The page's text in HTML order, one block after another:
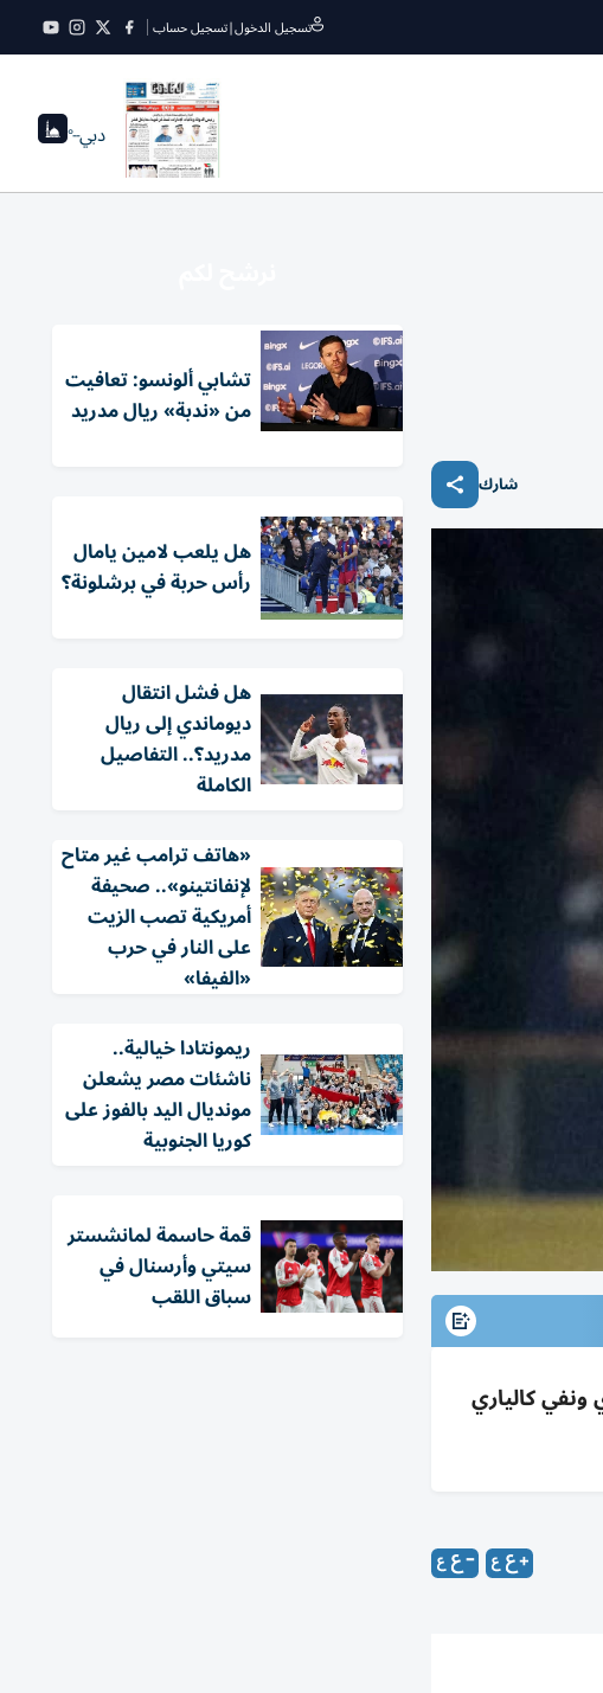
تسجيل الدخول|تسجيل حساب
دبي--°
شارك
ونفي كالياري
تشابي ألونسو: تعافيت
من «ندبة» ريال مدريد
هل يلعب لامين يامال
رأس حربة في برشلونة؟
هل فشل انتقال
ديوماندي إلى ريال
مدريد؟.. التفاصيل
الكاملة
«هاتف ترامب غير متاح
لإنفانتينو».. صحيفة
أمريكية تصب الزيت
على النار في حرب
«الفيفا»
ريمونتادا خيالية..
ناشئات مصر يشعلن
مونديال اليد بالفوز على
كوريا الجنوبية
قمة حاسمة لمانشستر
سيتي وأرسنال في
سباق اللقب